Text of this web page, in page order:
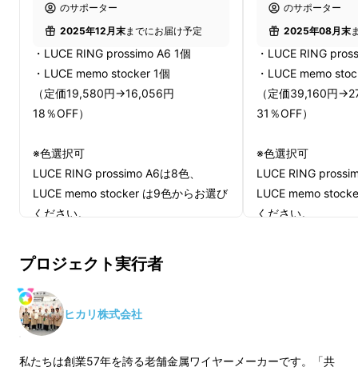
ホルダーが付いてくる他、
手帳とは別にちょこっとメモが出来る仕様や、
マクアケ限定で超便利なメモホルダーLUCE
memo stocker（ルーチェメモストッカー）も
付いてきます！
のサポーター
2025年12月末までにお届け予定
・LUCE RING prossimo A6 1個
・LUCE memo stocker 1個
（定価19,580円→16,056円
18％OFF）
※色選択可
LUCE RING prossimo A6は8色、
LUCE memo stocker は9色からお選び
ください。
適格請求書発行事業者登録番号：あ
り
（適格請求書発行事業者登録番号の
記載のあるインボイスが必要な場合
は、Makuakeメッセージにて実行者に
直接お問合せください）
のサポーター
2025年08月末
・LUCE RING
・LUCE memo
（定価39,160円
31％OFF）
※色選択可
LUCE RING
LUCE memo
ください。
直接お問合せくだ
プロジェクト実行者
ヒカリ株式会社
私たちは創業57年を誇る老舗金属ワイヤーメーカーです。「共